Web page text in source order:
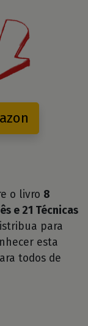
o livro 8
e 21 Técnicas
para
esta
todos de